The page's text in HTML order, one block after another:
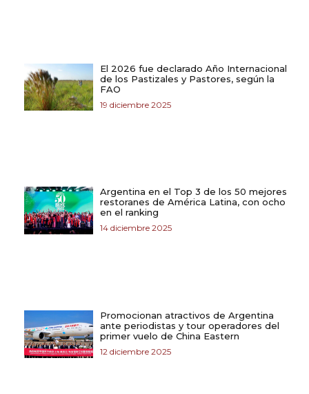
El 2026 fue declarado Año Internacional
de los Pastizales y Pastores, según la
FAO
19 diciembre 2025
Argentina en el Top 3 de los 50 mejores
restoranes de América Latina, con ocho
en el ranking
14 diciembre 2025
Promocionan atractivos de Argentina
ante periodistas y tour operadores del
primer vuelo de China Eastern
12 diciembre 2025